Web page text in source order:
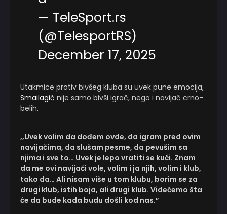
— TeleSport.rs
(@TelesportRS)
December 17, 2025
Utakmice protiv bivšeg kluba su uvek pune emocija,
Smailagić nije samo bivši igrač, nego i navijač crno-
belih.
,,Uvek volim da dođem ovde, da igram pred ovim
navijačima, da slušam pesme, da pevušim sa
njima i sve to… Uvek je lepo vratiti se kući. Znam
da me ovi navijači vole, volim i ja njih, volim i klub,
tako da… Ali nisam više u tom klubu, borim se za
drugi klub, istih boja, ali drugi klub. Videćemo šta
će da bude kada budu došli kod nas.”